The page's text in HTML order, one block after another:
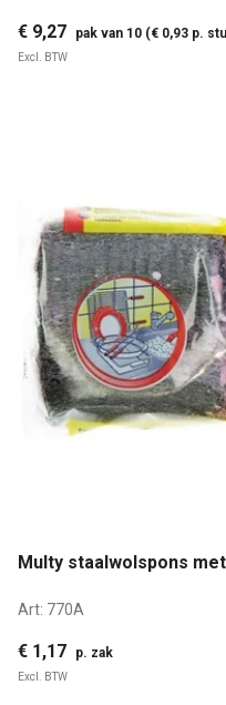
€ 9,27 pak van 10 (€ 0,93 p.
Excl. BTW
Multy staalwolspons
Art: 770A
€ 1,17 p. zak
Excl. BTW